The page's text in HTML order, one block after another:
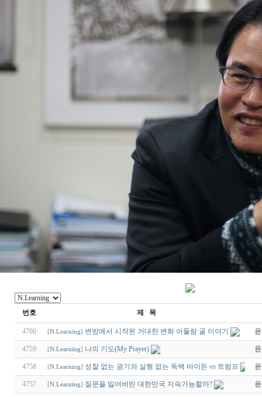
번호 제 목
4760 [N.Learning] 변방에서 시작된 거대한 변화 아둘람 굴 이야기
4759 [N.Learning] 나의 기도(My Prayer)
4758 [N.Learning] 성찰 없는 광기와 실행 없는 독백 바이든 vs 트럼프
4757 [N.Learning] 질문을 잃어버린 대한민국 지속가능할까?